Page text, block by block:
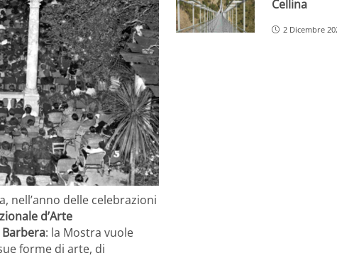
nell’anno delle celebrazioni
d’Arte
: la Mostra vuole
forme di arte, di
Cellina
2 Dicembre